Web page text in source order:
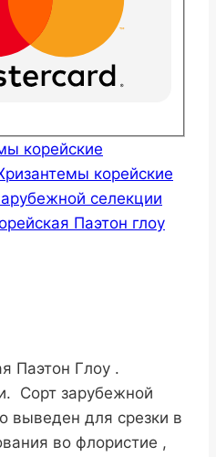
корейские
корейские
селекции
Паэтон глоу
Паэтон Глоу .
Сорт зарубежной
выведен для срезки в
во флористие ,